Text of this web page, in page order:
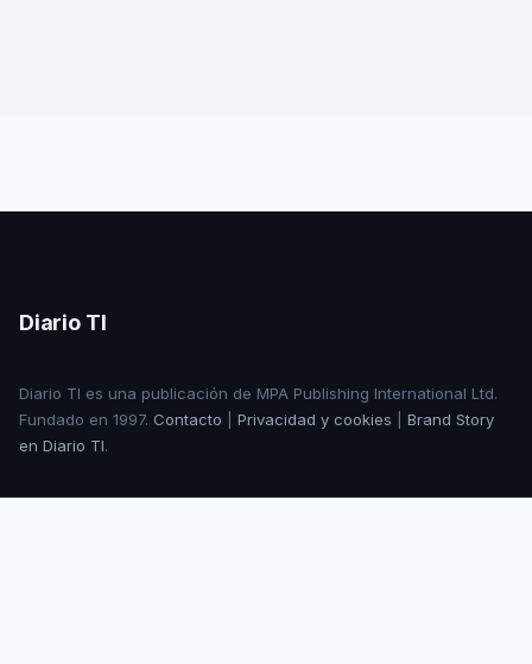
Diario TI
Diario TI es una publicación de MPA Publishing International Ltd.
Fundado en 1997. Contacto Privacidad y cookies
Brand Story
en Diario TI.